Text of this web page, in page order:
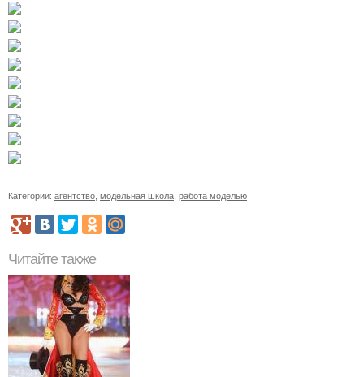
Категории: агентство модельная школа работа моделью
Читайте также